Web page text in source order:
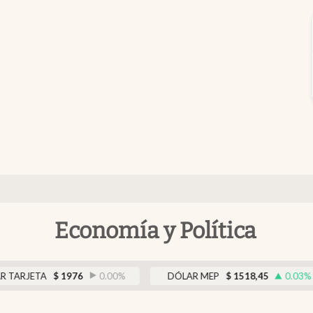
Economía y Política
$1976 0.00% DÓLAR MEP $1518,45 0.03%